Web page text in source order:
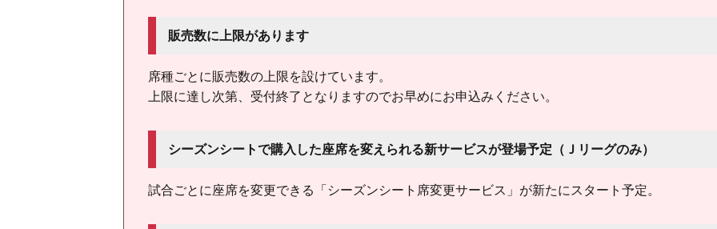
販売数に上限があります
席種ごとに販売数の上限を設けています。
上限に達し次第、受付終了となりますのでお早めにお申込みください。
シーズンシートで購入した座席を変えられる新サービスが登場予定（Ｊリーグのみ）
試合ごとに座席を変更できる「シーズンシート席変更サービス」が新たにスタート予定。